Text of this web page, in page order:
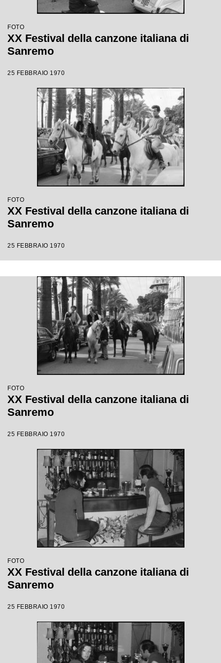
FOTO
XX Festival della canzone italiana di
Sanremo
25 FEBBRAIO 1970
FOTO
XX Festival della canzone italiana di
Sanremo
25 FEBBRAIO 1970
FOTO
XX Festival della canzone italiana di
Sanremo
25 FEBBRAIO 1970
FOTO
XX Festival della canzone italiana di
Sanremo
25 FEBBRAIO 1970